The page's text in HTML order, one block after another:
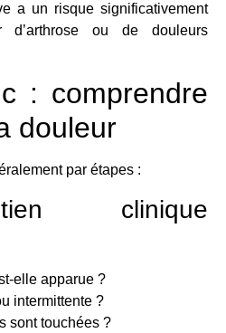
a un risque significativement
ou de douleurs
: comprendre
douleur
par étapes :
clinique
elle apparue ?
intermittente ?
sont touchées ?